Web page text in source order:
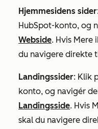
Hjemmesidens sider
HubSpot-konto, og
Webside. Hvis Mere
du navigere direkte
Landingssider: Klik
konto, og navigér
Landingsside. Hvis
skal du navigere